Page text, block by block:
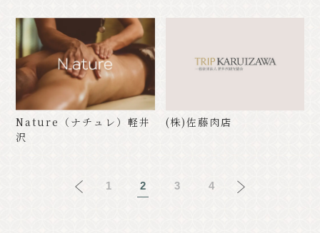
Nature（ナチュレ）軽井
沢
(株)佐藤肉店
1 2 3 4